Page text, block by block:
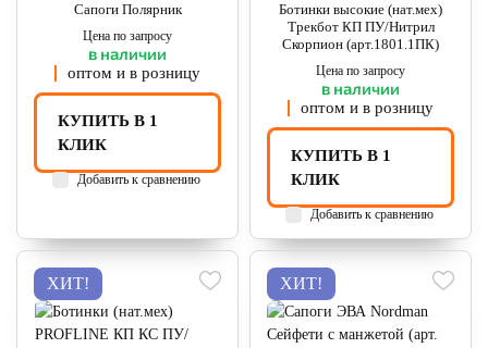
Сапоги Полярник
Цена по запросу
в наличии
оптом и в розницу
КУПИТЬ В 1
КЛИК
Добавить к сравнению
Ботинки высокие (нат.мех)
Трекбот КП ПУ/Нитрил
Скорпион (арт.1801.1ПК)
Цена по запросу
в наличии
оптом и в розницу
КУПИТЬ В 1
КЛИК
Добавить к сравнению
ХИТ! ХИТ!